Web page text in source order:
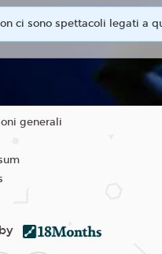
ci sono spettacoli legati a
generali